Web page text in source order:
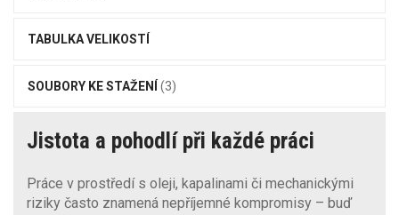
TABULKA VELIKOSTÍ
SOUBORY KE STAŽENÍ (3)
Jistota a pohodlí při každé práci
Práce v prostředí s oleji, kapalinami či mechanickými
riziky často znamená nepříjemné kompromisy – buď